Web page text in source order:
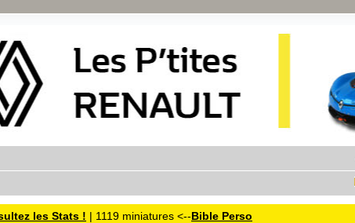
les Stats ! | 1119 miniatures <--Bible Perso